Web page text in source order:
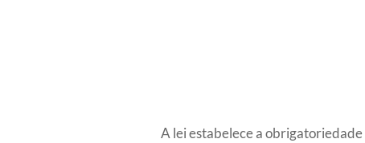
A lei estabelece a obrigatoriedade